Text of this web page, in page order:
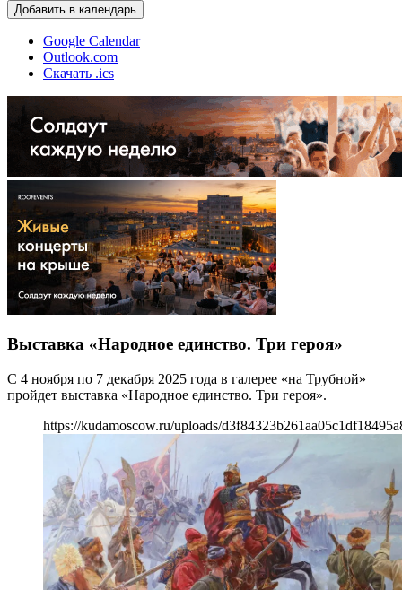
Добавить в календарь
Google Calendar
Outlook.com
Скачать .ics
Выставка «Народное единство. Три героя»
С 4 ноября по 7 декабря 2025 года в галерее «на Трубной»
пройдет выставка «Народное единство. Три героя».
https://kudamoscow.ru/uploads/